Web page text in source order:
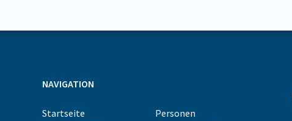
NAVIGATION
Startseite
Personen